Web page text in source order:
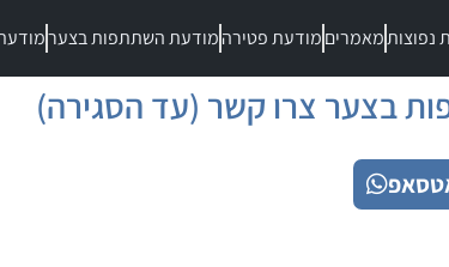
נפוצותמאמריםמודעת פטירהמודעת השתתפות בצער
בצער צרו קשר (עד הסגירה)